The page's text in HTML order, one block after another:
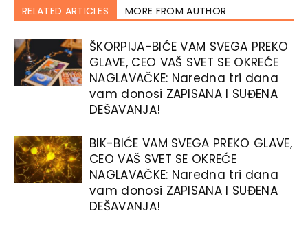
RELATED ARTICLES MORE FROM AUTHOR
ŠKORPIJA-BIĆE VAM SVEGA PREKO
GLAVE, CEO VAŠ SVET SE OKREĆE
NAGLAVAČKE: Naredna tri dana
vam donosi ZAPISANA I SUĐENA
DEŠAVANJA!
BIK-BIĆE VAM SVEGA PREKO GLAVE,
CEO VAŠ SVET SE OKREĆE
NAGLAVAČKE: Naredna tri dana
vam donosi ZAPISANA I SUĐENA
DEŠAVANJA!